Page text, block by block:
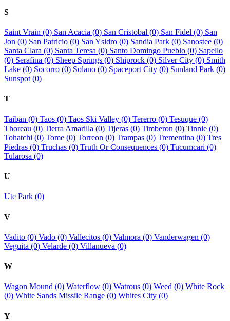
S
Saint Vrain (0) San Acacia (0) San Cristobal (0) San Fidel (0) San
Jon (0) San Patricio (0) San Ysidro (0) Sandia Park (0) Sanostee (0)
Santa Clara (0) Santa Teresa (0) Santo Domingo Pueblo (0) Sapello
(0) Serafina (0) Sheep Springs (0) Shiprock (0) Silver City (0) Smith
Lake (0) Socorro (0) Solano (0) Spaceport City (0) Sunland Park (0)
Sunspot (0)
T
Taiban (0) Taos (0) Taos Ski Valley (0) Tererro (0) Tesuque (0)
Thoreau (0) Tierra Amarilla (0) Tijeras (0) Timberon (0) Tinnie (0)
Tohatchi (0) Tome (0) Torreon (0) Trampas (0) Trementina (0) Tres
Piedras (0) Truchas (0) Truth Or Consequences (0) Tucumcari (0)
Tularosa (0)
U
Ute Park (0)
V
Vadito (0) Vado (0) Vallecitos (0) Valmora (0) Vanderwagen (0)
Veguita (0) Velarde (0) Villanueva (0)
W
Wagon Mound (0) Waterflow (0) Watrous (0) Weed (0) White Rock
(0) White Sands Missile Range (0) Whites City (0)
Y